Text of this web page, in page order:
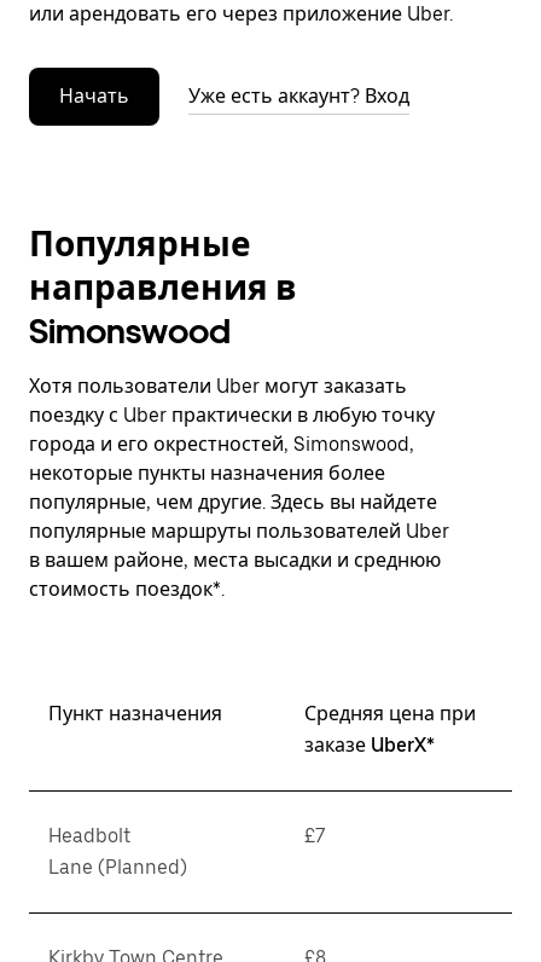
или арендовать его через приложение Uber.
Начать Уже есть аккаунт? Вход
Популярные
направления в
Simonswood
Хотя пользователи Uber могут заказать
поездку с Uber практически в любую точку
города и его окрестностей, Simonswood,
некоторые пункты назначения более
популярные, чем другие. Здесь вы найдете
популярные маршруты пользователей Uber
в вашем районе, места высадки и среднюю
стоимость поездок*.
Пункт назначения
Средняя цена при
заказе UberX*
Headbolt
Lane (Planned)
£7